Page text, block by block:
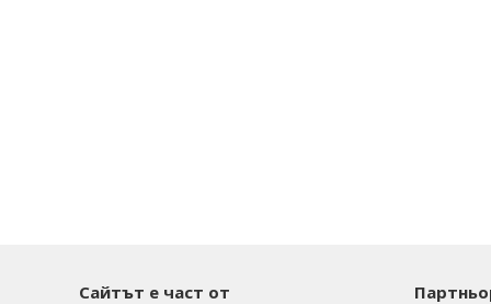
Сайтът е част от